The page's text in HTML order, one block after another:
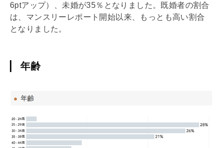
6ptアップ）、未婚が35％となりました。既婚者の割合
は、マンスリーレポート開始以来、もっとも高い割合
となりました。
年齢